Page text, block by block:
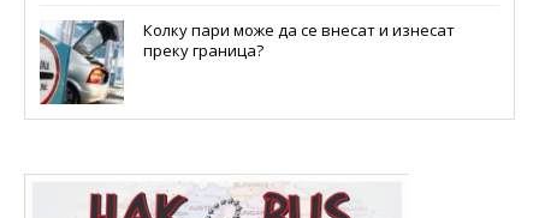
Колку пари може да се внесат и изнесат
преку граница?